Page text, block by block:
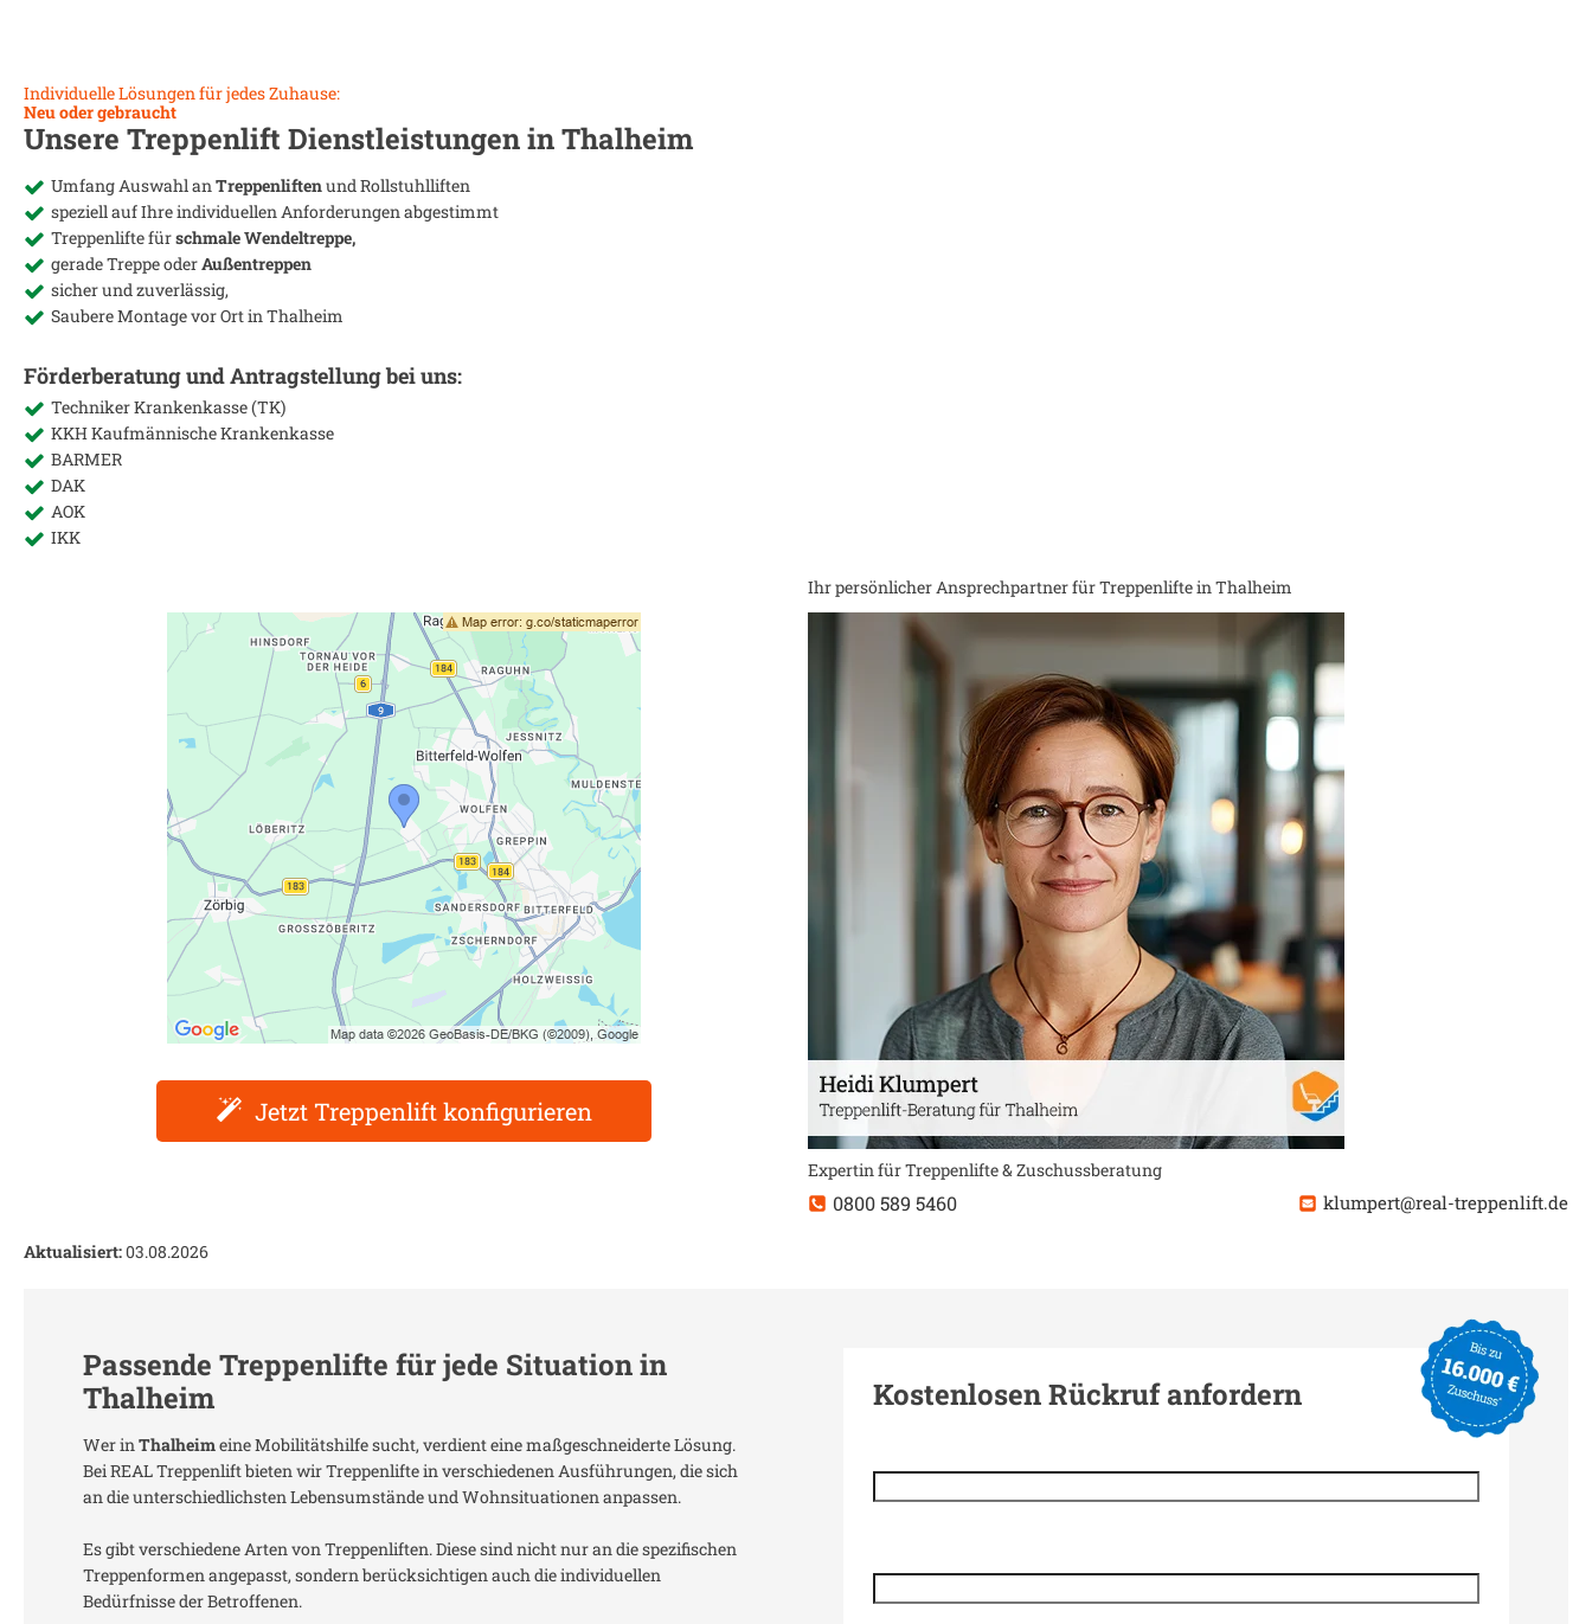
Individuelle Lösungen für jedes Zuhause:
Neu oder gebraucht
Unsere Treppenlift Dienstleistungen inThalheim
Umfang Auswahl an Treppenliftenund Rollstuhlliften
speziell auf Ihre individuellen Anforderungen abgestimmt
Treppenlifte fürschmale Wendeltreppe,
gerade Treppe oderAußentreppen
sicher und zuverlässig,
Saubere Montage vor Ort in Thalheim
Förderberatung und Antragstellung bei uns:
Techniker Krankenkasse (TK)
KKH Kaufmännische Krankenkasse
BARMER
DAK
AOK
IKK
Jetzt Treppenlift konfigurieren
Ihr persönlicher Ansprechpartner für Treppenlifte in Thalheim
Expertin für Treppenlifte & Zuschussberatung
0800 589 5460 klumpert@real-treppenlift.de
Aktualisiert:03.08.2026
Passende Treppenlifte für jede Situation in
Thalheim
Wer in Thalheimeine Mobilitätshilfe sucht, verdient eine maßgeschneiderte Lösung.
Bei REAL Treppenlift bieten wir Treppenlifte in verschiedenen Ausführungen, die sich
an die unterschiedlichsten Lebensumstände und Wohnsituationen anpassen.
Es gibt verschiedene Arten von Treppenliften. Diese sind nicht nur an die spezifischen
Treppenformen angepasst, sondern berücksichtigen auch die individuellen
Bedürfnisse der Betroffenen.
Kostenlosen Rückruf anfordern